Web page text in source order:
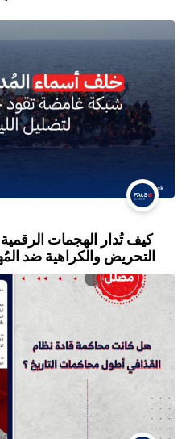
كيف تُدار الهجمات
التحريض والكراهية ضد